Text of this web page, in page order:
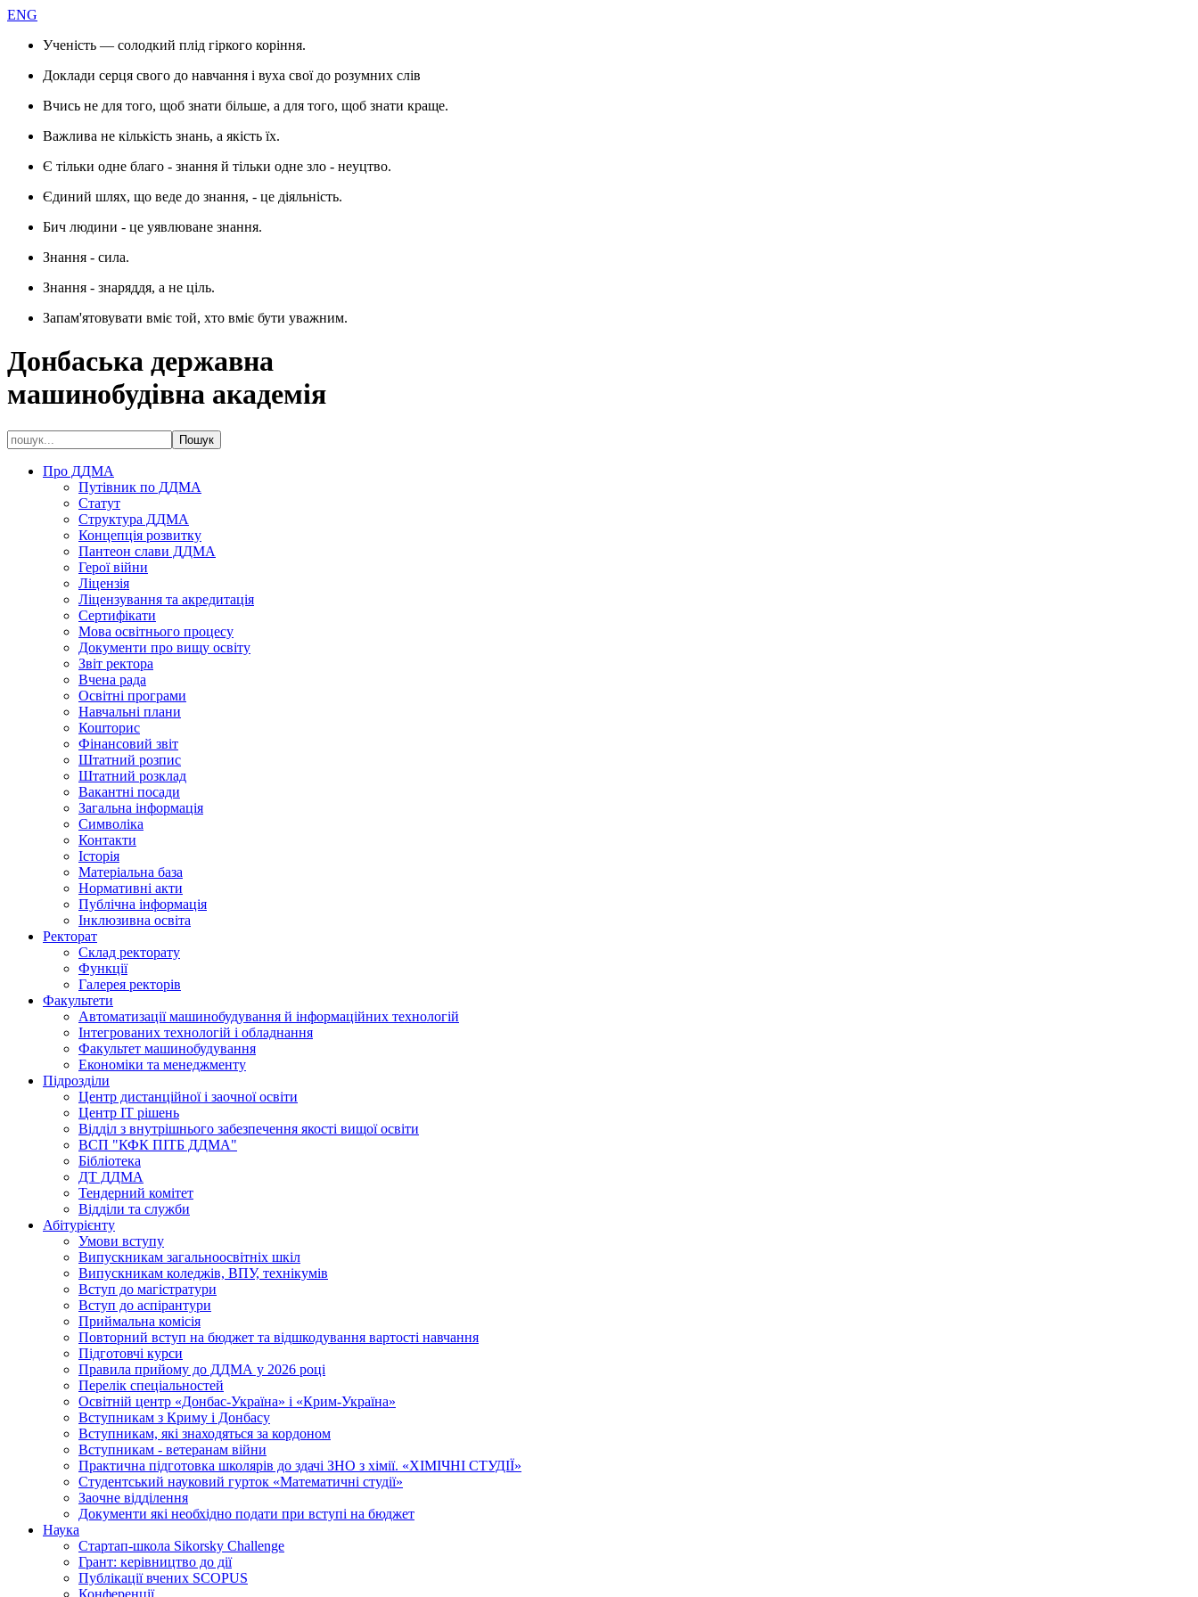
ENG
Ученість — солодкий плід гіркого коріння.
Доклади серця свого до навчання і вуха свої до розумних слів
Вчись не для того, щоб знати більше, а для того, щоб знати краще.
Важлива не кількість знань, а якість їх.
Є тільки одне благо - знання й тільки одне зло - неуцтво.
Єдиний шлях, що веде до знання, - це діяльність.
Бич людини - це уявлюване знання.
Знання - сила.
Знання - знаряддя, а не ціль.
Запам'ятовувати вміє той, хто вміє бути уважним.
Донбаська державна
машинобудівна академія
Про ДДМА
Путівник по ДДМА
Статут
Структура ДДМА
Концепція розвитку
Пантеон слави ДДМА
Герої війни
Ліцензія
Ліцензування та акредитація
Сертифікати
Мова освітнього процесу
Документи про вищу освіту
Звіт ректора
Вчена рада
Освітні програми
Навчальні плани
Кошторис
Фінансовий звіт
Штатний розпис
Штатний розклад
Вакантні посади
Загальна інформація
Символіка
Контакти
Історія
Матеріальна база
Нормативні акти
Публічна інформація
Інклюзивна освіта
Ректорат
Склад ректорату
Функції
Галерея ректорів
Факультети
Автоматизації машинобудування й інформаційних технологій
Інтегрованих технологій і обладнання
Факультет машинобудування
Економіки та менеджменту
Підрозділи
Центр дистанційної і заочної освіти
Центр ІТ рішень
Відділ з внутрішнього забезпечення якості вищої освіти
ВСП "КФК ПІТБ ДДМА"
Бібліотека
ДТ ДДМА
Тендерний комітет
Відділи та служби
Абітурієнту
Умови вступу
Випускникам загальноосвітніх шкіл
Випускникам коледжів, ВПУ, технікумів
Вступ до магістратури
Вступ до аспірантури
Приймальна комісія
Повторний вступ на бюджет та відшкодування вартості навчання
Підготовчі курси
Правила прийому до ДДМА у 2026 році
Перелік спеціальностей
Освітній центр «Донбас-Україна» і «Крим-Україна»
Вступникам з Криму і Донбасу
Вступникам, які знаходяться за кордоном
Вступникам - ветеранам війни
Практична підготовка школярів до здачі ЗНО з хімії. «ХІМІЧНІ СТУДІЇ»
Студентський науковий гурток «Математичні студії»
Заочне відділення
Документи які необхідно подати при вступі на бюджет
Наука
Стартап-школа Sikorsky Challenge
Грант: керівництво до дії
Публікації вчених SCOPUS
Конференції